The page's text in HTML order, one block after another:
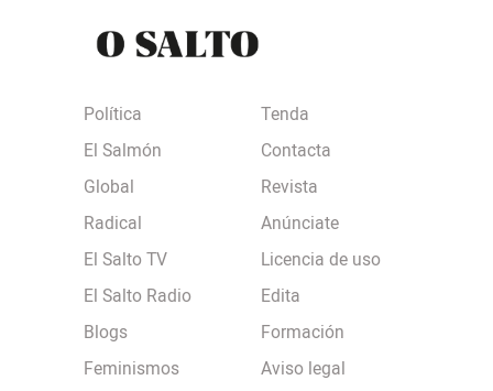
Política
El Salmón
Global
Radical
El Salto TV
El Salto Radio
Blogs
Feminismos
Tenda
Contacta
Revista
Anúnciate
Licencia de uso
Edita
Formación
Aviso legal